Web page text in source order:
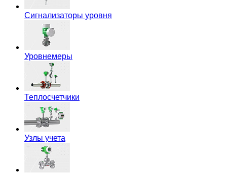
Сигнализаторы уровня
Уровнемеры
Теплосчетчики
Узлы учета